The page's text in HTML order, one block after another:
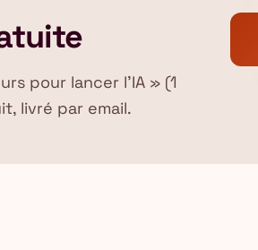
pour lancer l'IA » (1
livré par email.